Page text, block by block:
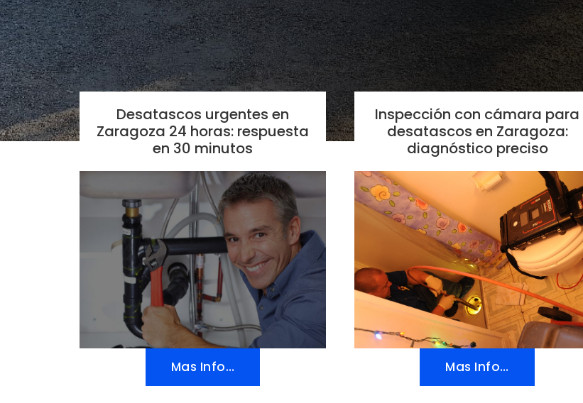
Desatascos urgentes en
Zaragoza 24 horas: respuesta
en 30 minutos
Mas Info…
Inspección con cámara para
desatascos en Zaragoza:
diagnóstico preciso
Mas Info…